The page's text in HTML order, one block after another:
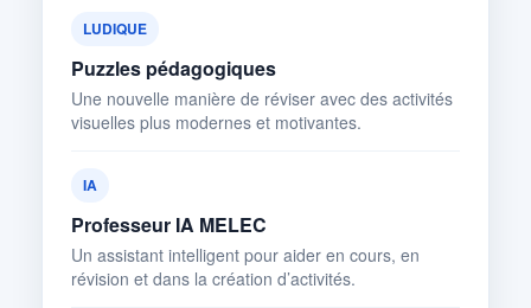
LUDIQUE
Puzzles pédagogiques
Une nouvelle manière de réviser avec des activités
visuelles plus modernes et motivantes.
IA
Professeur IA MELEC
Un assistant intelligent pour aider en cours, en
révision et dans la création d’activités.